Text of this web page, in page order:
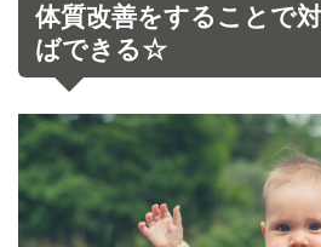
体質改善をすることで
ばできる☆